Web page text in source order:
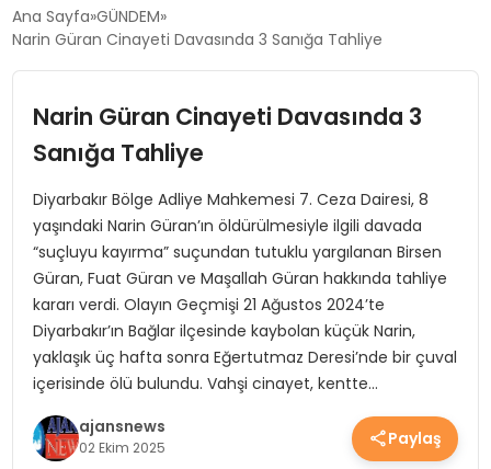
KÖŞE YAZILARI
YEREL HABERLER
EKONOMİ
EĞİTİM
Ana Sayfa GÜNDEM
Narin Güran Cinayeti Davasında 3 Sanığa Tahliye
Narin Güran Cinayeti Davasında 3
Sanığa Tahliye
Diyarbakır Bölge Adliye Mahkemesi 7. Ceza Dairesi, 8
yaşındaki Narin Güran’ın öldürülmesiyle ilgili davada
“suçluyu kayırma” suçundan tutuklu yargılanan Birsen
Güran, Fuat Güran ve Maşallah Güran hakkında tahliye
kararı verdi. Olayın Geçmişi 21 Ağustos 2024’te
Diyarbakır’ın Bağlar ilçesinde kaybolan küçük Narin,
yaklaşık üç hafta sonra Eğertutmaz Deresi’nde bir çuval
içerisinde ölü bulundu. Vahşi cinayet, kentte…
ajansnews
02 Ekim 2025 Paylaş